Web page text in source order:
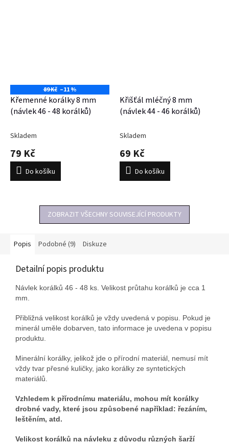
89 Kč –11 %
Křemenné korálky 8 mm
(návlek 46 - 48 korálků)
Skladem
79 Kč
Do košíku
Křišťál mléčný 8 mm
(návlek 44 - 46 korálků)
Skladem
69 Kč
Do košíku
ZOBRAZIT VŠECHNY SOUVISEJÍCÍ PRODUKTY
Popis Podobné (9) Diskuze
Detailní popis produktu
Návlek korálků 46 - 48 ks. Velikost průtahu korálků je cca 1
mm.
Přibližná velikost korálků je vždy uvedená v popisu. Pokud je
minerál uměle dobarven, tato informace je uvedena v popisu
produktu.
Minerální korálky, jelikož jde o přírodní materiál, nemusí mít
vždy tvar přesné kuličky, jako korálky ze syntetických
materiálů.
Vzhledem k přírodnímu materiálu, mohou mít korálky
drobné vady, které jsou způsobené například: řezáním,
leštěním, atd.
Velikost korálků na návleku z důvodu různých šarží